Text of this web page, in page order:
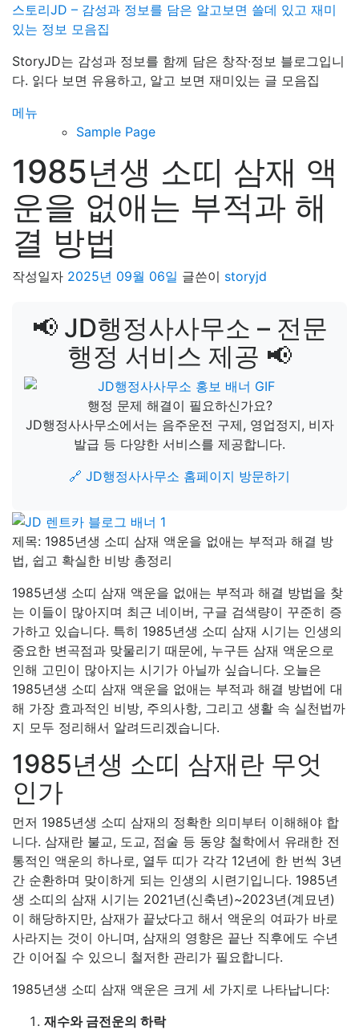
스토리JD – 감성과 정보를 담은 알고보면 쓸데 있고 재미
있는 정보 모음집
StoryJD는 감성과 정보를 함께 담은 창작·정보 블로그입니
다. 읽다 보면 유용하고, 알고 보면 재미있는 글 모음집
메뉴
Sample Page
1985년생 소띠 삼재 액
운을 없애는 부적과 해
결 방법
작성일자 2025년 09월 06일 글쓴이 storyjd
📢 JD행정사사무소 – 전문
행정 서비스 제공 📢
행정 문제 해결이 필요하신가요?
JD행정사사무소에서는 음주운전 구제, 영업정지, 비자
발급 등 다양한 서비스를 제공합니다.
🔗 JD행정사사무소 홈페이지 방문하기
제목: 1985년생 소띠 삼재 액운을 없애는 부적과 해결 방
법, 쉽고 확실한 비방 총정리
1985년생 소띠 삼재 액운을 없애는 부적과 해결 방법을 찾
는 이들이 많아지며 최근 네이버, 구글 검색량이 꾸준히 증
가하고 있습니다. 특히 1985년생 소띠 삼재 시기는 인생의
중요한 변곡점과 맞물리기 때문에, 누구든 삼재 액운으로
인해 고민이 많아지는 시기가 아닐까 싶습니다. 오늘은
1985년생 소띠 삼재 액운을 없애는 부적과 해결 방법에 대
해 가장 효과적인 비방, 주의사항, 그리고 생활 속 실천법까
지 모두 정리해서 알려드리겠습니다.
1985년생 소띠 삼재란 무엇
인가
먼저 1985년생 소띠 삼재의 정확한 의미부터 이해해야 합
니다. 삼재란 불교, 도교, 점술 등 동양 철학에서 유래한 전
통적인 액운의 하나로, 열두 띠가 각각 12년에 한 번씩 3년
간 순환하며 맞이하게 되는 인생의 시련기입니다. 1985년
생 소띠의 삼재 시기는 2021년(신축년)~2023년(계묘년)
이 해당하지만, 삼재가 끝났다고 해서 액운의 여파가 바로
사라지는 것이 아니며, 삼재의 영향은 끝난 직후에도 수년
간 이어질 수 있으니 철저한 관리가 필요합니다.
1985년생 소띠 삼재 액운은 크게 세 가지로 나타납니다:
재수와 금전운의 하락